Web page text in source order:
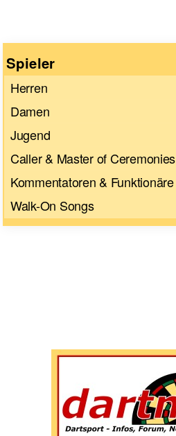
Spieler
Herren
Damen
Jugend
Caller & Master of Ceremonies
Kommentatoren & Funktionäre
Walk-On Songs